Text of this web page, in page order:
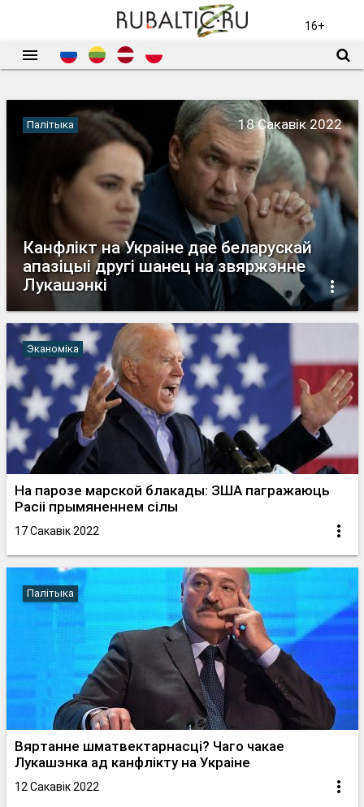
16+
Палітыка 18 Сакавік 2022
Канфлікт на Украіне дае беларускай
апазіцыі другі шанец на звяржэнне
Лукашэнкі
Эканоміка
На парозе марской блакады: ЗША пагражаюць
Расіі прымяненнем сілы
17 Сакавік 2022
Палітыка
Вяртанне шматвектарнасці? Чаго чакае
Лукашэнка ад канфлікту на Украіне
12 Сакавік 2022